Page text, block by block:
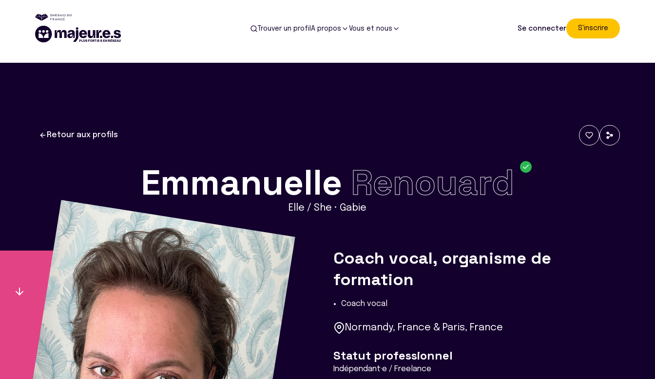
Trouver un profil A propos Vous et nous Se connecter S'inscrire
Retour aux profils
Emmanuelle Renouard
Elle / She • Gabie
Coach vocal, organisme de
formation
Coach vocal
Normandy, France & Paris, France
Statut professionnel
Indépendant·e / Freelance